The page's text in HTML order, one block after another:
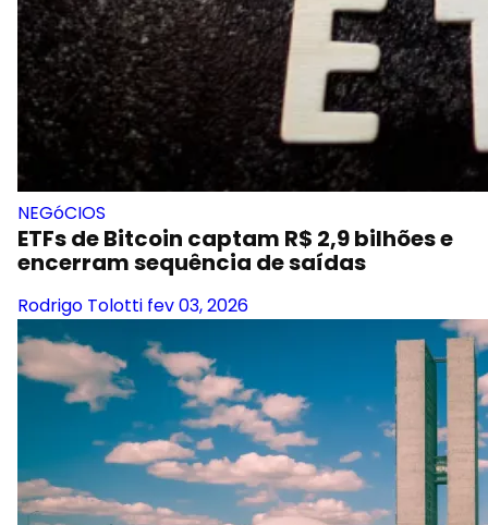
NEGóCIOS
ETFs de Bitcoin captam R$ 2,9 bilhões e
encerram sequência de saídas
Rodrigo Tolotti fev 03, 2026